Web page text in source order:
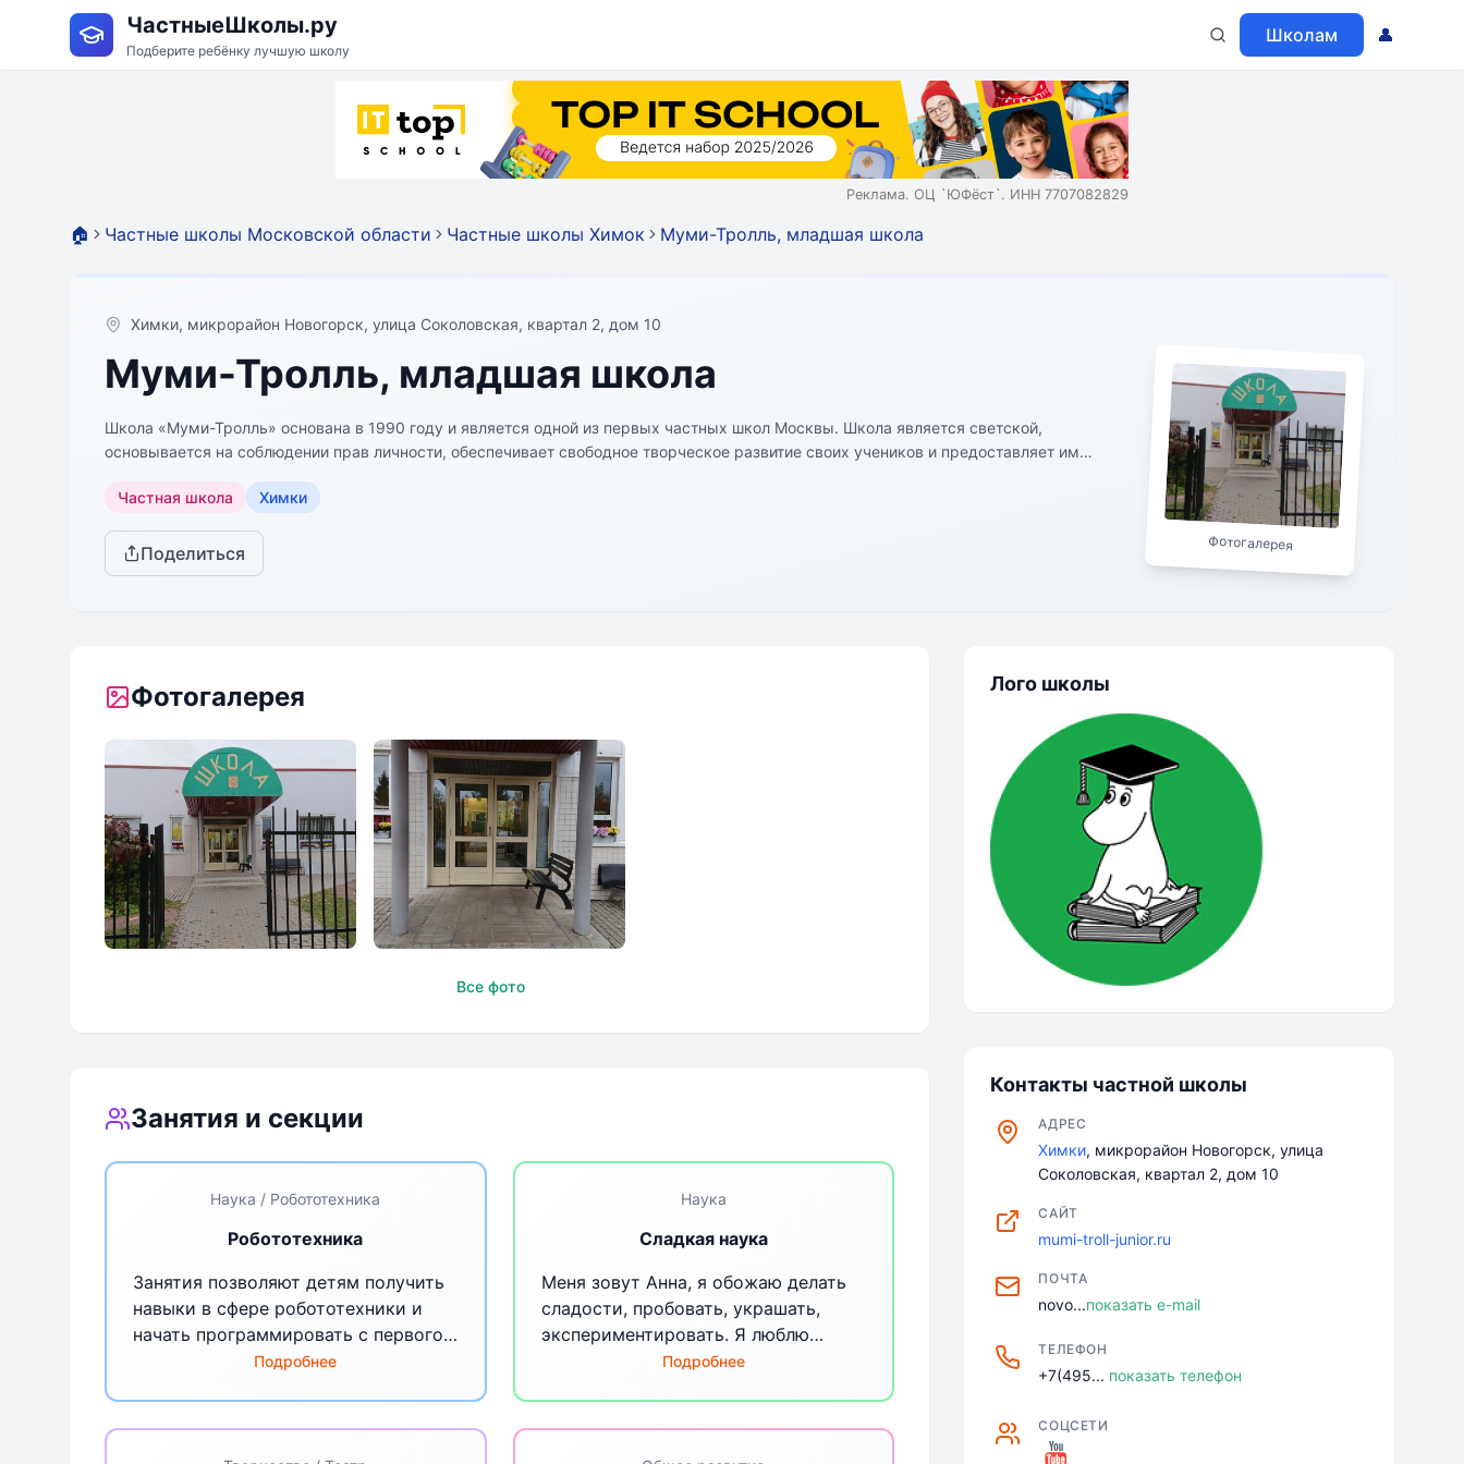
ЧастныеШколы.ру
Подберите ребёнку лучшую школу
Школам 👤
Реклама. ОЦ `ЮФёст`. ИНН 7707082829
🏠 Частные школы Московской области Частные школы Химок Муми-Тролль, младшая школа
Химки, микрорайон Новогорск, улица Соколовская, квартал 2, дом 10
Муми-Тролль, младшая школа
Школа «Муми-Тролль» основана в 1990 году и является одной из первых частных школ Москвы. Школа является светской,
основывается на соблюдении прав личности, обеспечивает свободное творческое развитие своих учеников и предоставляет им
Частная школа
Химки
Поделиться Фотогалерея
Фотогалерея
Муми-Тролль, младшая
Все фото
Занятия и секции
Наука / Робототехника
Робототехника
Занятия позволяют детям получить
навыки в сфере робототехники и
начать программировать с первого
класса. В учебном процессе мы
Подробнее
Наука
Сладкая наука
Меня зовут Анна, я обожаю делать
сладости, пробовать, украшать,
экспериментировать. Я люблю
находить вкусы, сочетать текстуры,
Подробнее
Лого школы
Контакты частной школы
АДРЕС
Химки, микрорайон Новогорск, улица
Соколовская, квартал 2, дом 10
САЙТ
mumi-troll-junior.ru
ПОЧТА
novo...показать e-mail
ТЕЛЕФОН
+7(495... показать телефон
СОЦСЕТИ